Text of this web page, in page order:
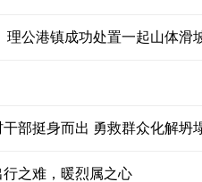
理公港镇成功处置一起山体滑
部挺身而出 勇救群众化解坍
之难，暖烈属之心